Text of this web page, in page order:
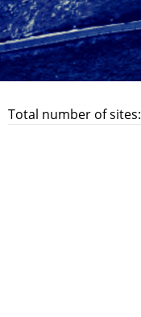
Total number of sites: